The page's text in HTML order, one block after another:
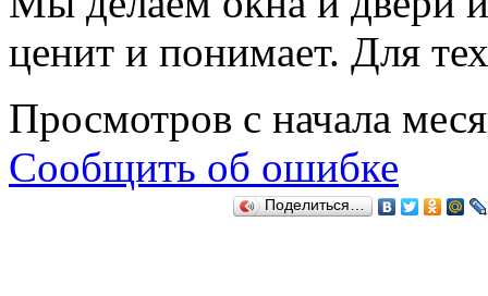
ценит и понимает. Для
Просмотров с начала
Сообщить об ошибке
Поделиться…